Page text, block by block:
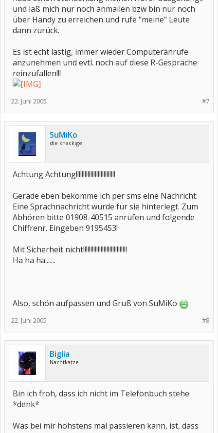
und laß mich nur noch anmailen bzw bin nur noch
über Handy zu erreichen und rufe "meine" Leute
dann zurück.
Es ist echt lästig, immer wieder Computeranrufe
anzunehmen und evtl. noch auf diese R-Gespräche
reinzufallen!!!
#7
22. Juni 2005
SuMiKo
die knackige
Achtung Achtung!!!!!!!!!!!!!!!!!!!!!!!!!!!
Gerade eben bekomme ich per sms eine Nachricht:
Eine Sprachnachricht wurde für sie hinterlegt. Zum
Abhören bitte 01908-40515 anrufen und folgende
Chiffrenr. Eingeben 9195453!
Mit Sicherheit nicht!!!!!!!!!!!!!!!!!!!!!!!!!!!!!!
Ha ha ha.......
Also, schön aufpassen und Gruß von SuMiKo
#8
22. Juni 2005
Biglia
Nachtkatze
Bin ich froh, dass ich nicht im Telefonbuch stehe
*denk*
Was bei mir höhstens mal passieren kann, ist, dass